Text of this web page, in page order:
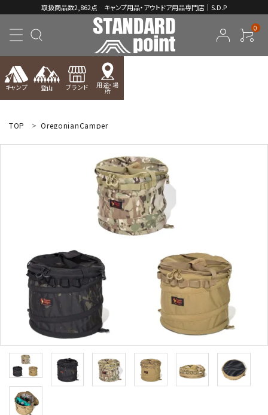
取扱商品数2,862点 キャンプ用品・アウトドア用品専門店｜S.D.P
0
キャンプ 登山 ブランド 用途・場
所
ようこそ ゲスト 様
person 新規会員登録
TOP OregonianCamper